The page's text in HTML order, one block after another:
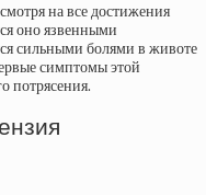
на все достижения
оно язвенными
сильными болями в животе
симптомы этой
потрясения.